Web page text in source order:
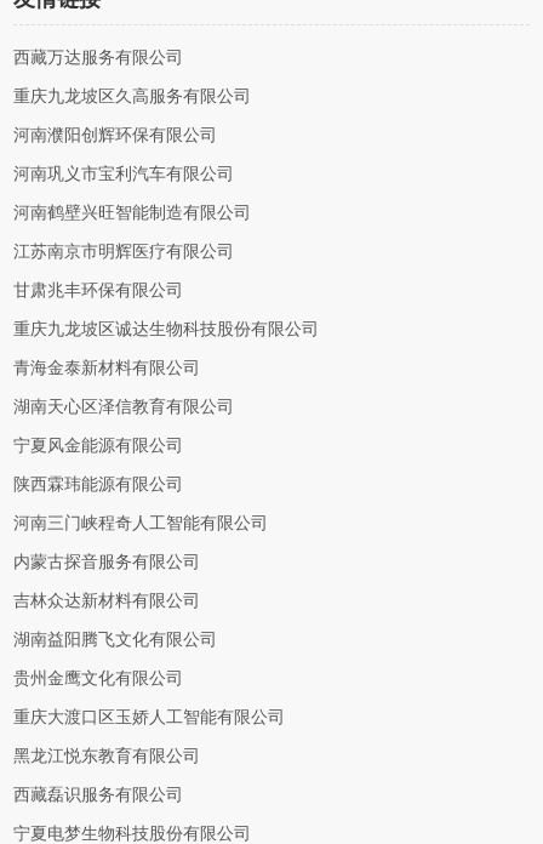
西藏万达服务有限公司
重庆九龙坡区久高服务有限公司
河南濮阳创辉环保有限公司
河南巩义市宝利汽车有限公司
河南鹤壁兴旺智能制造有限公司
江苏南京市明辉医疗有限公司
甘肃兆丰环保有限公司
重庆九龙坡区诚达生物科技股份有限公司
青海金泰新材料有限公司
湖南天心区泽信教育有限公司
宁夏风金能源有限公司
陕西霖玮能源有限公司
河南三门峡程奇人工智能有限公司
内蒙古探音服务有限公司
吉林众达新材料有限公司
湖南益阳腾飞文化有限公司
贵州金鹰文化有限公司
重庆大渡口区玉娇人工智能有限公司
黑龙江悦东教育有限公司
西藏磊识服务有限公司
宁夏电梦生物科技股份有限公司